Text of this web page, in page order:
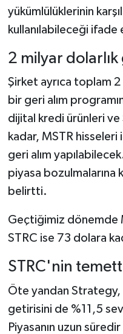
yükümlülüklerinin
kullanılabileceği ifade
2 milyar dolarlık
Şirket ayrıca toplam
bir geri alım
dijital kredi ürünleri ve
kadar, MSTR hisseleri
geri alım
piyasa bozulmalarına
belirtti.
Geçtiğimiz dönemde
STRC ise 73 dolara
STRC'nin
Öte yandan Strategy,
getirisini de %11,5
Piyasanın uzun